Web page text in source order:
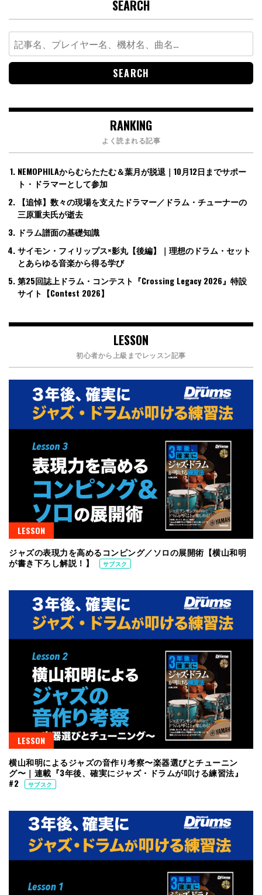
SEARCH
Search
for:
RANKING
よく読まれる記事
NEMOPHILAからむらたたむ＆葉月が脱退｜10月12日までサポー
ト・ドラマーとして参加
【追悼】数々の現場を支えたドラマー／ドラム・チューナーの
三原重夫氏が逝去
ドラム譜面の基礎知識
サイモン・フィリップス×影丸【後編】｜理想のドラム・セット
とあらゆる音楽から得る学び
第25回誌上ドラム・コンテスト『Crossing Legacy 2026』特設
サイト【Contest 2026】
LESSON
初心者から上級までレッスン記事
LESSON
ジャズの表現力を高めるコンピング／ソロの展開術【横山和明
が書き下ろし解説！】
サブスク
LESSON
横山和明によるジャズの音作り考察〜楽器選びとチューニン
グ〜｜連載『3年後、確実にジャズ・ドラムが叩ける練習法』
#2
サブスク